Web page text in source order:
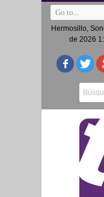
Hermosillo,
de 2026